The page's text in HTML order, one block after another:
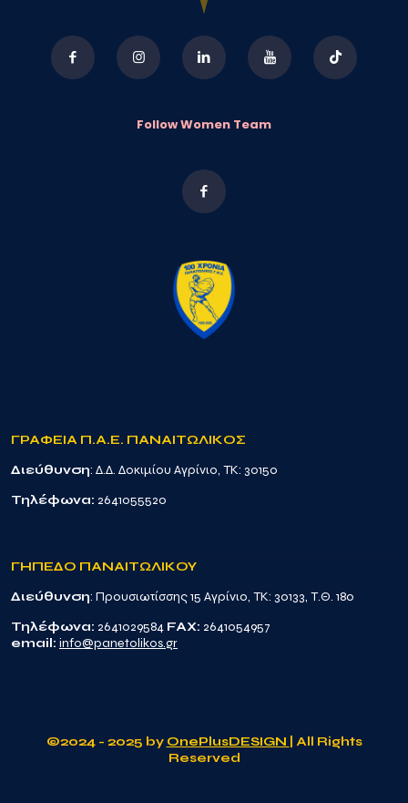
Follow Women Team
ΓΡΑΦΕΙΑ Π.Α.Ε. ΠΑΝΑΙΤΩΛΙΚΟΣ
Διεύθυνση: Δ.Δ. Δοκιμίου Αγρίνιο, TK: 30150
Τηλέφωνα: 2641055520
ΓΗΠΕΔΟ ΠΑΝΑΙΤΩΛΙΚΟΥ
Διεύθυνση: Προυσιωτίσσης 15 Αγρίνιο, TK: 30133, Τ.Θ. 180
Τηλέφωνα: 2641029584 FAX: 2641054957
email: info@panetolikos.gr
©2024 - 2025 by OnePlusDESIGN
| All Rights
Reserved